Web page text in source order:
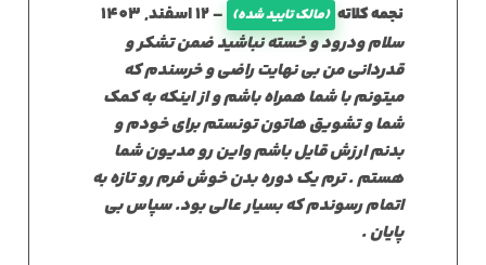
نمره5از
نجمه کلاته (مالک تایید شده) –12 اسفند, 1403
سلام ودرود و خسته نباشید ضمن تشکر و
قدردانی من بی نهایت راضی و خرسندم که
میتونم با شما همراه باشم و از اینکه به کمک
شما و تشویق هاتون تونستم برای خودم و
بدنم ارزش قایل باشم واین رو مدیون شما
هستم . ترم یک دوره بدن خوش فرم رو تازه به
اتمام رسوندم که بسیار عالی بود. سپاس بی
پایان .